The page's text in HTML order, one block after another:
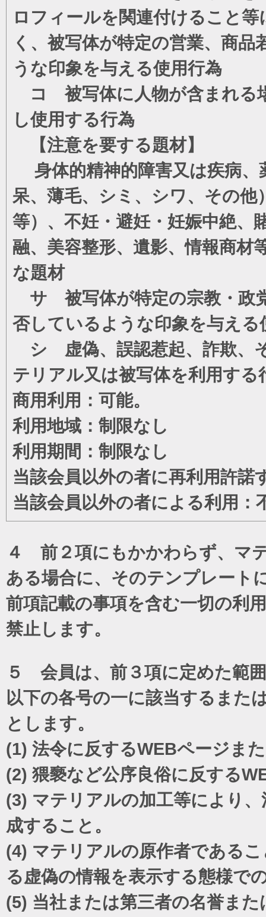
ロフィールを関連付けること
く、被写体が特定の営業、商
うな印象を与える使用行為
コ 被写体に人物が含まれる
し使用する行為
【注意を要する題材】
身体的精神的障害又は疾病、
呆、薄毛、シミ、シワ、その他
等）、不妊・避妊・妊娠中絶、
融、美容整形、遺影、情報商材
な題材
サ 被写体が特定の宗教・政
否しているような印象を与える
シ 虚偽、誤認惹起、詐欺、
テリアル又は被写体を利用する
商用利用：可能。
利用地域：制限なし
利用期間：制限なし
当該会員以外の者に再利用許諾
当該会員以外の者による利用：
４ 前２項にもかかわらず、マ
ある場合に、そのテンプレート
前項記載の事項を含む一切の利
禁止します。
５ 会員は、前３項に定めた範
以下の各号の一に該当するまた
とします。
(1) 法令に反するWEBページま
(2) 猥褻など公序良俗に反する
(3) マテリアルの加工等により
成すること。
(4) マテリアルの原作者である
る虚偽の情報を表示する態様で
(5) 当社または第三者の名誉ま